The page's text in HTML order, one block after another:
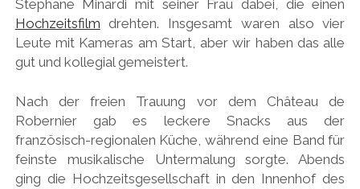
Stephane Minardi mit seiner Frau dabei, die einen
Hochzeitsfilm drehten. Insgesamt waren also vier
Leute mit Kameras am Start, aber wir haben das alle
gut und kollegial gemeistert.
Nach der freien Trauung vor dem Château de
Robernier gab es leckere Snacks aus der
französisch-regionalen Küche, während eine Band für
feinste musikalische Untermalung sorgte. Abends
ging die Hochzeitsgesellschaft in den Innenhof des